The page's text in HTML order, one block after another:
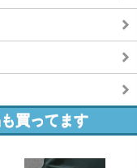
買ってます